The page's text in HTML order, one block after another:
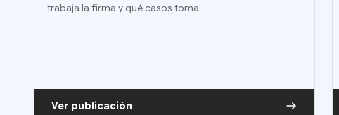
trabaja la firma y qué casos toma.
Ver publicación